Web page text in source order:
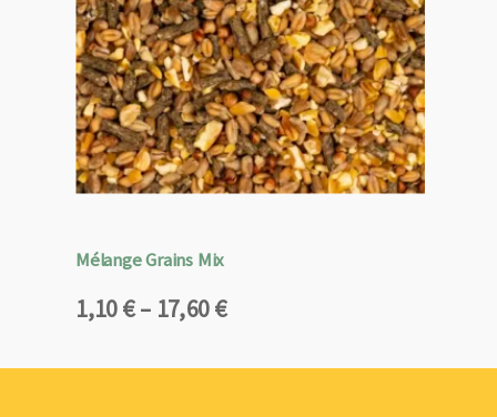
Mélange Grains Mix
1,10€– 17,60€
Plage
prix :